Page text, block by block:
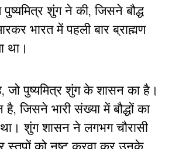
पुष्यमित्र शुंग ने की, जिसने बौद्ध
भारत में पहली बार ब्राह्मण
था।
जो पुष्यमित्र शुंग के शासन का है।
जिसने भारी संख्या में बौद्धों का
शुंग शासन ने लगभग चौरासी